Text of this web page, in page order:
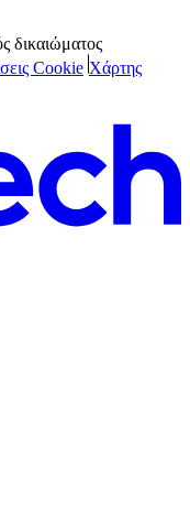
δικαιώματος
Cookie Χάρτης